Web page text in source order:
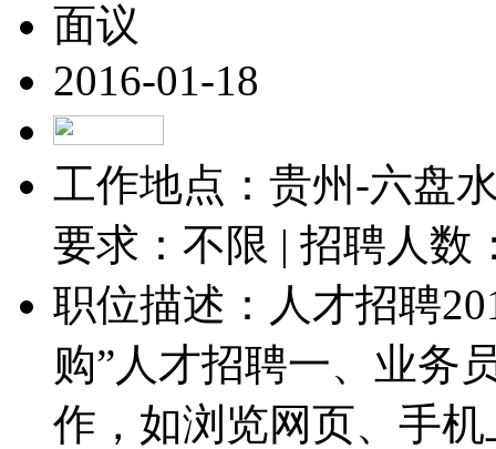
面议
2016-01-18
工作地点：贵州-六盘
要求：不限 | 招聘人数
职位描述：人才招聘
购”人才招聘一、业务
作，如浏览网页、手